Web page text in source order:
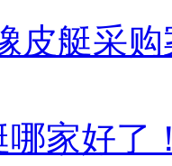
皮艇采
家好了